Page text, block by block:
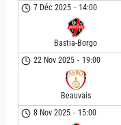
7 Déc 2025 - 14:00
Bastia-Borgo
22 Nov 2025 - 19:00
Beauvais
8 Nov 2025 - 15:00